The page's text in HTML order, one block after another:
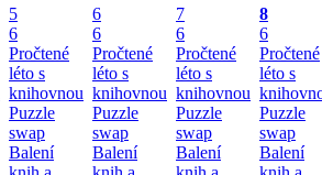
5
6
Pročtené
léto s
knihovnou
Puzzle
swap
Balení
6
6
Pročtené
léto s
knihovnou
Puzzle
swap
Balení
7
6
Pročtené
léto s
knihovnou
Puzzle
swap
Balení
8
6
Pročtené
léto s
Puzzle
swap
Balení